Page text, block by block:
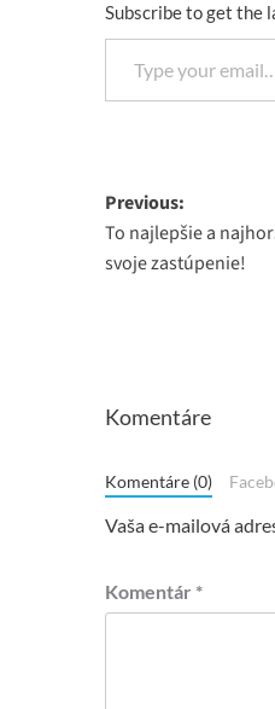
Subscribe to get the
Type your email…
Post
navigation
Previous:
To najlepšie a
svoje zastúpenie!
Komentáre
Komentáre (0)
Vaša e-mailová
Komentár *